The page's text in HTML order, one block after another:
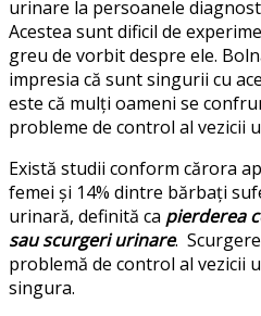
urinare la persoanele
Acestea sunt dificil de
greu de vorbit despre ele.
impresia că sunt singurii cu
este că mulți oameni se
probleme de control al vezicii
Există studii conform cărora
femei și 14% dintre bărbați
urinară, definită ca pierderea
sau scurgeri urinare.
problemă de control al vezicii
singura.